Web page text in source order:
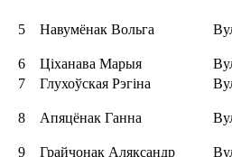
5 Навумёнак Вольга
6 Ціханава Марыя
7
Глухоўская Рэгіна
8 Апяцёнак Ганна
9 Грайчонак Аляксандр